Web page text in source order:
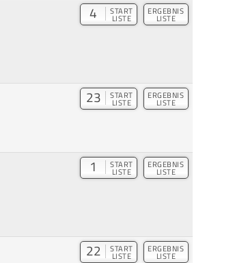
4 START
LISTE
ERGEBNIS
LISTE
23 START
LISTE
ERGEBNIS
LISTE
1 START
LISTE
ERGEBNIS
LISTE
22 START
LISTE
ERGEBNIS
LISTE